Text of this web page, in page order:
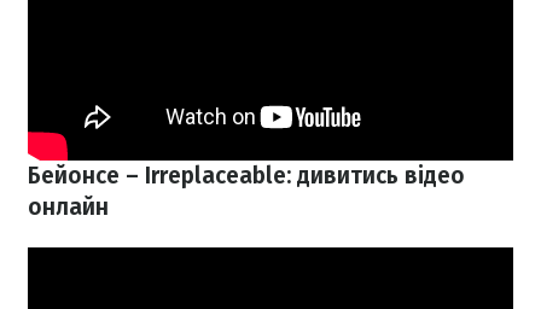
Бейонсе – Irreplaceable: дивитись відео
онлайн